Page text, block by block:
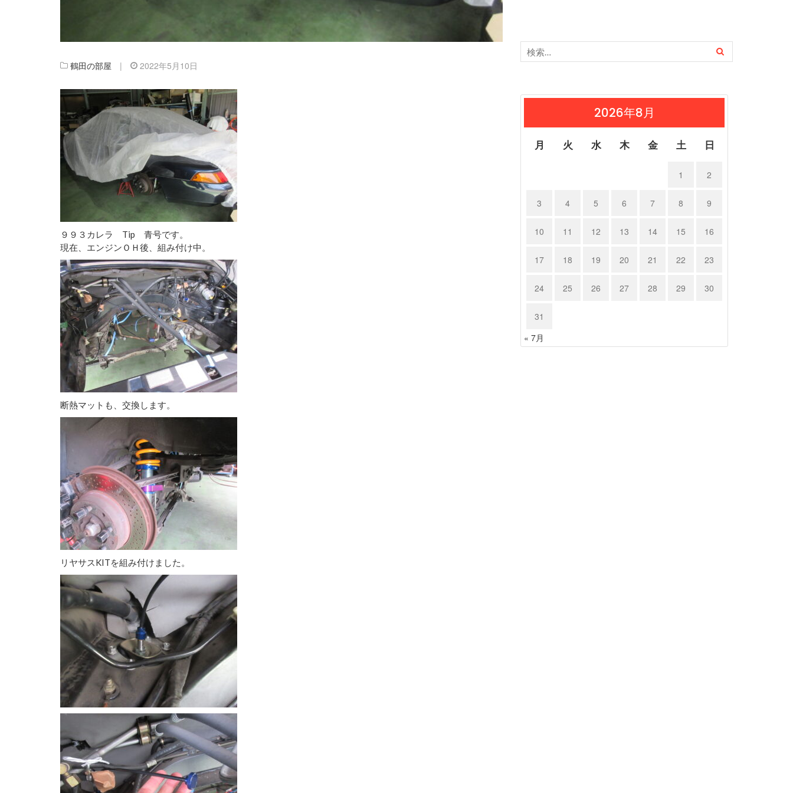
鶴田の部屋 | 2022年5月10日
９９３カレラ Tip 青号です。
現在、エンジンＯＨ後、組み付け中。
断熱マットも、交換します。
リヤサスKITを組み付けました。
2026年8月
月 火 水 木 金 土 日
1 2
3 4 5 6 7 8 9
10 11 12 13 14 15 16
17 18 19 20 21 22 23
24 25 26 27 28 29 30
31
« 7月